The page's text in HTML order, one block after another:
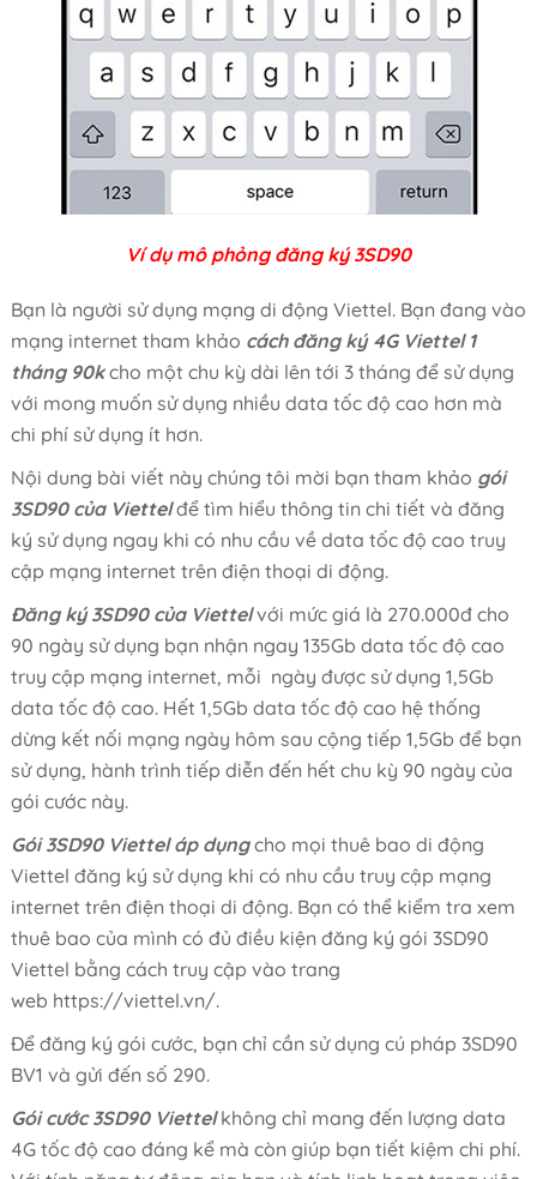
Ví dụ mô phỏng đăng ký 3SD90
Bạn là người sử dụng mạng di động Viettel. Bạn đang vào
mạng internet tham khảo cách đăng ký 4G Viettel 1
tháng 90kcho một chu kỳ dài lên tới 3 tháng để sử dụng
với mong muốn sử dụng nhiều data tốc độ cao hơn mà
chi phí sử dụng ít hơn.
Nội dung bài viết này chúng tôi mời bạn tham khảo gói
3SD90 của Viettelđể tìm hiểu thông tin chi tiết và đăng
ký sử dụng ngay khi có nhu cầu về data tốc độ cao truy
cập mạng internet trên điện thoại di động.
Đăng ký 3SD90 của Viettelvới mức giá là 270.000đ cho
90 ngày sử dụng bạn nhận ngay 135Gb data tốc độ cao
truy cập mạng internet, mỗi ngày được sử dụng 1,5Gb
data tốc độ cao. Hết 1,5Gb data tốc độ cao hệ thống
dừng kết nối mạng ngày hôm sau cộng tiếp 1,5Gb để bạn
sử dụng, hành trình tiếp diễn đến hết chu kỳ 90 ngày của
gói cước này.
Gói 3SD90 Viettel áp dụngcho mọi thuê bao di động
Viettel đăng ký sử dụng khi có nhu cầu truy cập mạng
internet trên điện thoại di động. Bạn có thể kiểm tra xem
thuê bao của mình có đủ điều kiện đăng ký gói 3SD90
Viettel bằng cách truy cập vào trang
web https://viettel.vn/.
Để đăng ký gói cước, bạn chỉ cần sử dụng cú pháp 3SD90
BV1 và gửi đến số 290.
Gói cước 3SD90 Viettelkhông chỉ mang đến lượng data
4G tốc độ cao đáng kể mà còn giúp bạn tiết kiệm chi phí.